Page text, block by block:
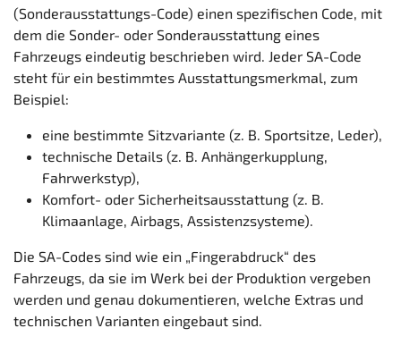
(Sonderausstattungs-Code) einen spezifischen Code, mit
dem die Sonder- oder Sonderausstattung eines
Fahrzeugs eindeutig beschrieben wird. Jeder SA-Code
steht für ein bestimmtes Ausstattungsmerkmal, zum
Beispiel:
eine bestimmte Sitzvariante (z. B. Sportsitze, Leder),
technische Details (z. B. Anhängerkupplung,
Fahrwerkstyp),
Komfort- oder Sicherheitsausstattung (z. B.
Klimaanlage, Airbags, Assistenzsysteme).
Die SA-Codes sind wie ein „Fingerabdruck“ des
Fahrzeugs, da sie im Werk bei der Produktion vergeben
werden und genau dokumentieren, welche Extras und
technischen Varianten eingebaut sind.